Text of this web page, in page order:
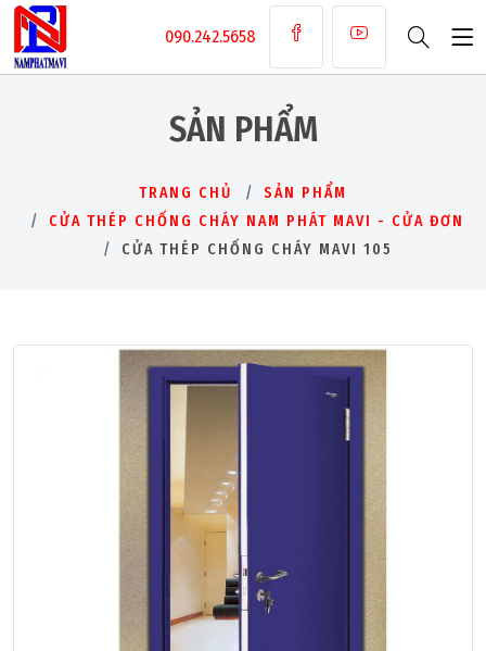
090.242.5658
SẢN PHẨM
TRANG CHỦ
SẢN PHẨM
CỬA THÉP CHỐNG CHÁY NAM PHÁT MAVI - CỬA ĐƠN
CỬA THÉP CHỐNG CHÁY MAVI 105